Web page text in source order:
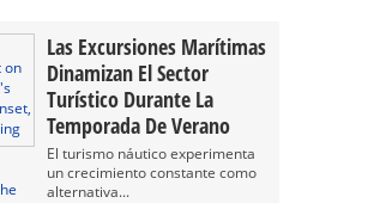
Las Excursiones Marítimas
Dinamizan El Sector
Turístico Durante La
Temporada De Verano
El turismo náutico experimenta
un crecimiento constante como
alternativa...